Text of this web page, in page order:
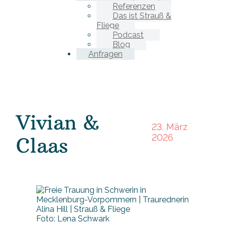
Referenzen
Das ist Strauß &
Fliege
Podcast
Blog
Anfragen
Vivian &
Claas
23. März
2026
Foto: Lena Schwark